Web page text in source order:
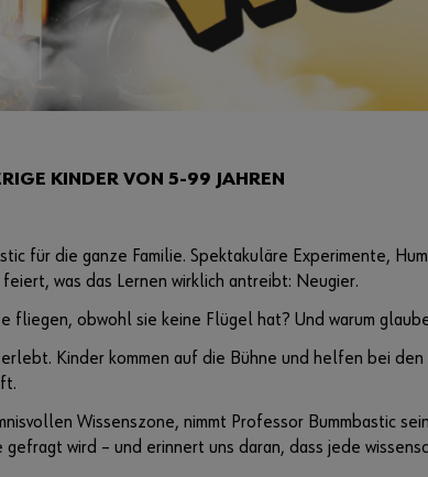
KINDER VON 5-99 JAHREN
für die ganze Familie. Spektakuläre Experimente,
was das Lernen wirklich antreibt: Neugier.
fliegen, obwohl sie keine Flügel hat? Und warum
Kinder kommen auf die Bühne und helfen bei
Wissenszone, nimmt Professor Bummbastic
wird – und erinnert uns daran, dass jede